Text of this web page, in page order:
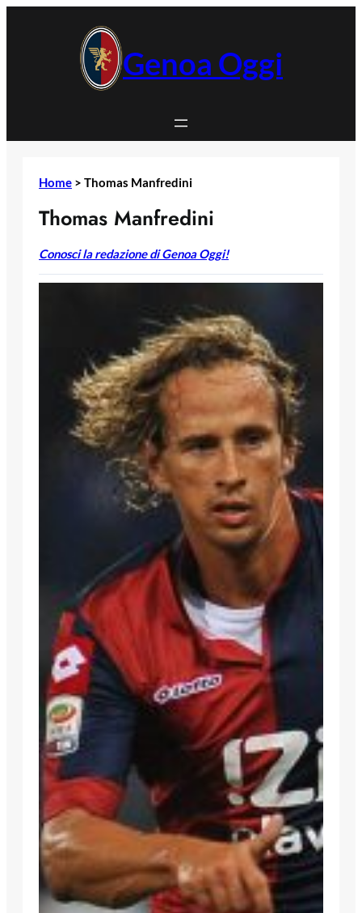
Genoa Oggi
Home > Thomas Manfredini
Thomas Manfredini
Conosci la redazione di Genoa Oggi!